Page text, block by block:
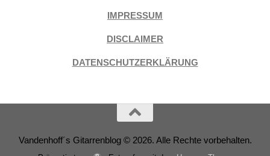
IMPRESSUM
DISCLAIMER
DATENSCHUTZERKLÄRUNG
Vandenhoff´s Gitarrenblog © 2026. Alle Rechte vorbehalten.